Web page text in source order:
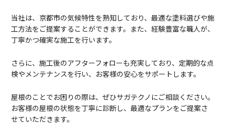
当社は、京都市の気候特性を熟知しており、最適な塗料選びや施
工方法をご提案することができます。また、経験豊富な職人が、
丁寧かつ確実な施工を行います。
さらに、施工後のアフターフォローも充実しており、定期的な点
検やメンテナンスを行い、お客様の安心をサポートします。
屋根のことでお困りの際は、ぜひサガテクノにご相談ください。
お客様の屋根の状態を丁寧に診断し、最適なプランをご提案さ
せていただきます。